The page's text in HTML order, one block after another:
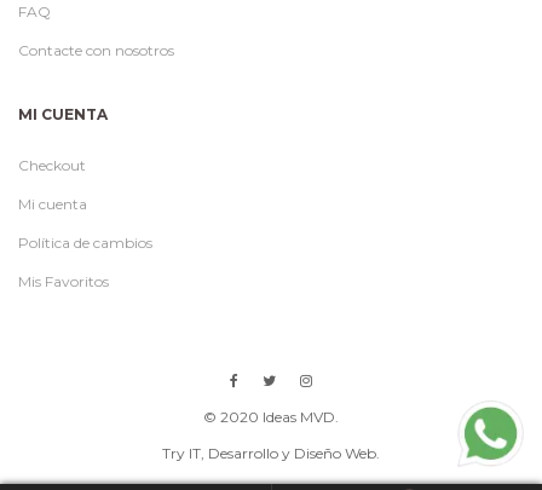
FAQ
Contacte con nosotros
MI CUENTA
Checkout
Mi cuenta
Política de cambios
Mis Favoritos
© 2020 Ideas MVD.
Try IT, Desarrollo y Diseño Web.